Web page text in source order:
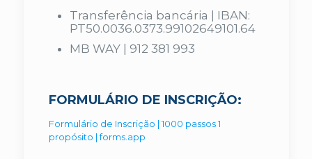
Transferência bancária | IBAN:
PT50.0036.0373.99102649101.64
MB WAY | 912 381 993
FORMULÁRIO DE INSCRIÇÃO:
Formulário de Inscrição | 1000 passos 1
propósito | forms.app